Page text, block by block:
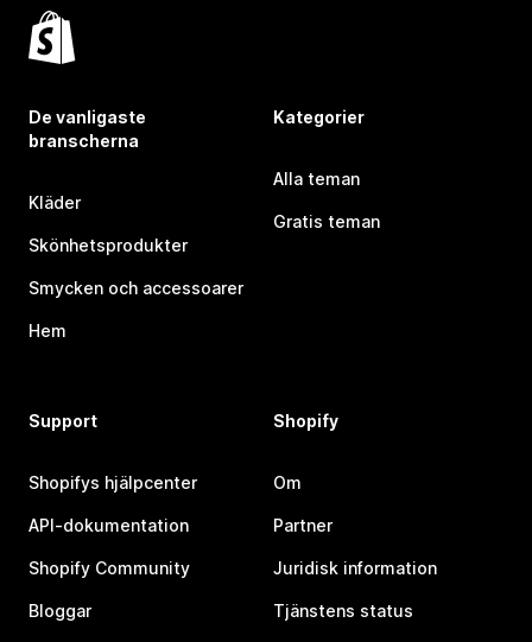
De vanligaste
branscherna
Kläder
Skönhetsprodukter
Smycken och accessoarer
Hem
Kategorier
Alla teman
Gratis teman
Support
Shopifys hjälpcenter
API-dokumentation
Shopify Community
Bloggar
Shopify
Om
Partner
Juridisk information
Tjänstens status